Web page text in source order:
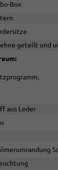
Box
geteilt und
aus Leder